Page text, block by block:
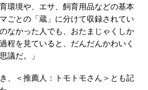
環境や、エサ、飼育用品などの基本
ごとの「蔵」に分けて収録されてい
なかった人でも、おたまじゃくしか
程を見ていると、だんだんかわいく
議だ。」
、＜推薦人：トモトモさん＞とも記